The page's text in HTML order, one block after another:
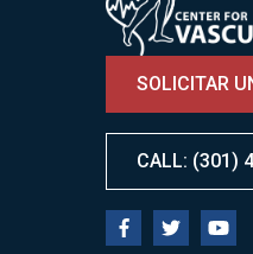
SOLICITAR
CALL: (301)